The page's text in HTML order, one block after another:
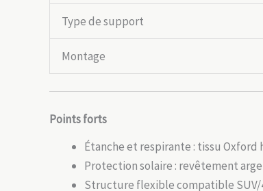
Type de support
Montage
Points forts
Étanche et respirante : tissu Oxford
Protection solaire : revêtement
Structure flexible compatible SUV/